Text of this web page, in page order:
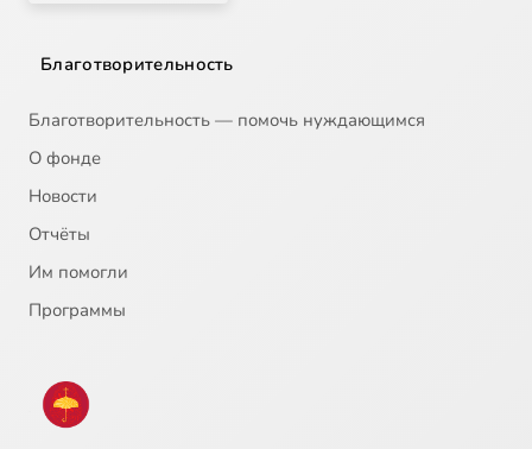
Благотворительность
Благотворительность — помочь нуждающимся
О фонде
Новости
Отчёты
Им помогли
Программы